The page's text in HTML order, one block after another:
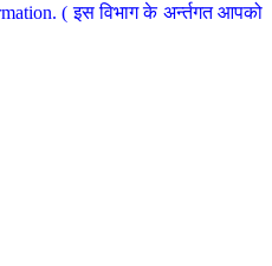
( इस विभाग के अर्न्तगत आपको